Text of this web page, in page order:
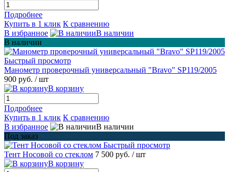
Подробнее
Купить в 1 клик К сравнению
В избранное
В наличии
В наличии
Быстрый просмотр
Манометр проверочный универсальный "Bravo" SP119/2005
900 руб. / шт
В корзину
Подробнее
Купить в 1 клик К сравнению
В избранное
В наличии
Под заказ
Быстрый просмотр
Тент Носовой со стеклом 7 500 руб. / шт
В корзину